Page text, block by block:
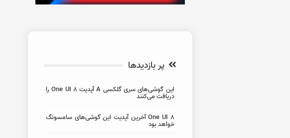
پر بازدیدها
این گوشی‌های سری گلکسی A آپدیت One UI 8 را
دریافت می‌کنند
One UI 8 آخرین آپدیت این گوشی‌های سامسونگ
خواهد بود